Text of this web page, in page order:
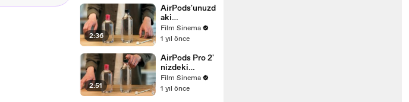
edinin
2:36
AirPods'unuzd
aki
kaplamaları
temizleme
Film Sinema
1 yıl önce
2:51
AirPods Pro 2'
nizdeki
kaplamaları
temizleme
Film Sinema
1 yıl önce